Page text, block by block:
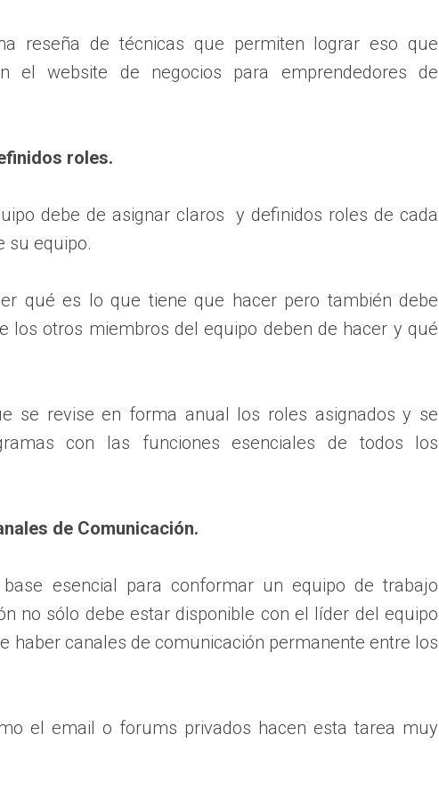
reseña de técnicas que permiten lograr eso que
el website de negocios para emprendedores de
roles.
debe de asignar claros y definidos roles de cada
su equipo.
qué es lo que tiene que hacer pero también debe
los otros miembros del equipo deben de hacer y qué
se revise en forma anual los roles asignados y se
con las funciones esenciales de todos los
de Comunicación.
esencial para conformar un equipo de trabajo
no sólo debe estar disponible con el líder del equipo
haber canales de comunicación permanente entre los
el email o forums privados hacen esta tarea muy